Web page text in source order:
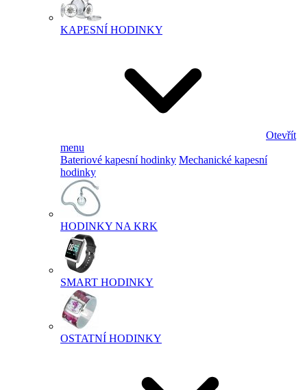
KAPESNÍ HODINKY
Otevřít
menu
Bateriové kapesní hodinky Mechanické kapesní
hodinky
HODINKY NA KRK
SMART HODINKY
OSTATNÍ HODINKY